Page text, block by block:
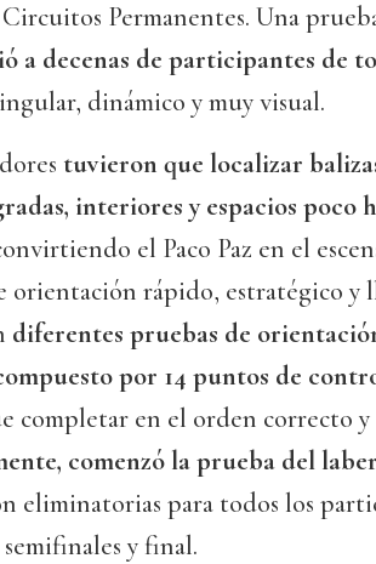
Permanentes. Una
a decenas de participantes de
dinámico y muy visual.
tuvieron que localizar
interiores y espacios poco
el Paco Paz en el
orientación rápido, estratégico y
diferentes pruebas de
por 14 puntos de
completar en el orden correcto
comenzó la prueba del
eliminatorias para todos los
y final.